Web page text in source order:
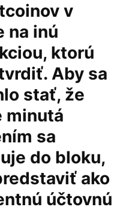
v
na inú
ktorú
Aby sa
stať, že
minutá
sa
do bloku,
ako
účtovnú